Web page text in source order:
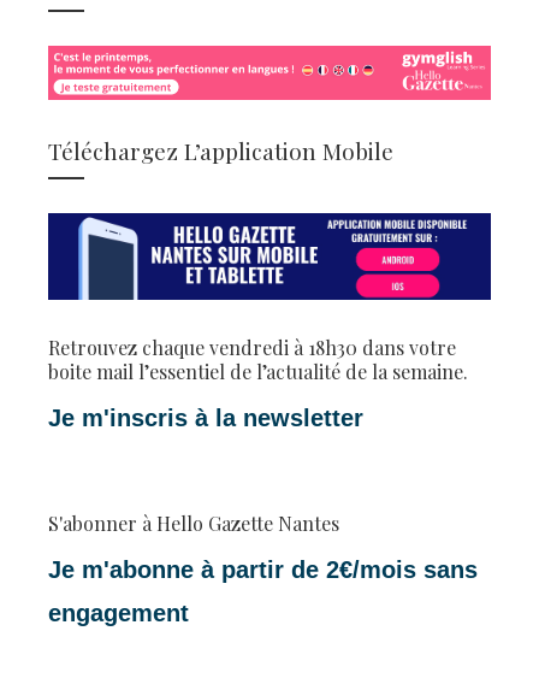
Téléchargez L’application Mobile
Retrouvez chaque vendredi à 18h30 dans votre
boite mail l’essentiel de l’actualité de la semaine.
Je m'inscris à la newsletter
S'abonner à Hello Gazette Nantes
Je m'abonne à partir de 2€/mois sans
engagement